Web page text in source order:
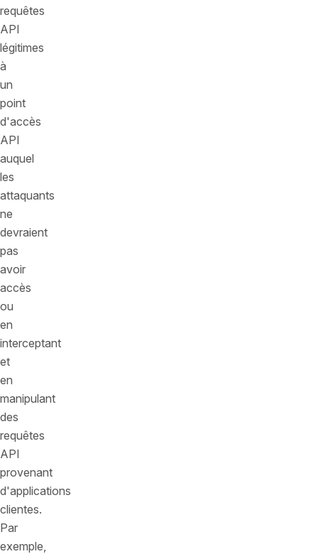
requêtes
API
légitimes
à
un
point
d'accès
API
auquel
les
attaquants
ne
devraient
pas
avoir
accès
ou
en
interceptant
et
en
manipulant
des
requêtes
API
provenant
d'applications
clientes.
Par
exemple,